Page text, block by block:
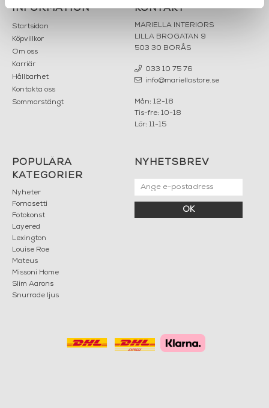
INFORMATION
Startsidan
Köpvillkor
Om oss
Karriär
Hållbarhet
Kontakta oss
Sommarstängt
KONTAKT
MARIELLA INTERIORS
LILLA BROGATAN 9
503 30 BORÅS
033 10 75 76
info@mariellastore.se
Mån: 12-18
Tis-fre: 10-18
Lör: 11-15
POPULÄRA
KATEGORIER
Nyheter
Fornasetti
Fotokonst
Layered
Lexington
Louise Roe
Mateus
Missoni Home
Slim Aarons
Snurrade ljus
NYHETSBREV
OK